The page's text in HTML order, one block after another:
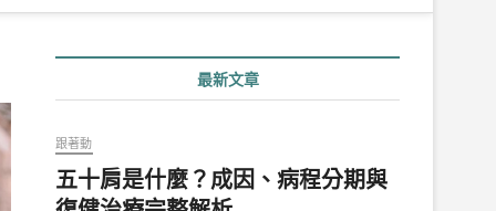
最新文章
跟著動
五十肩是什麼？成因、病程分期與